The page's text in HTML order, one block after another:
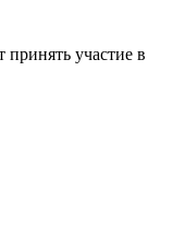
участие в